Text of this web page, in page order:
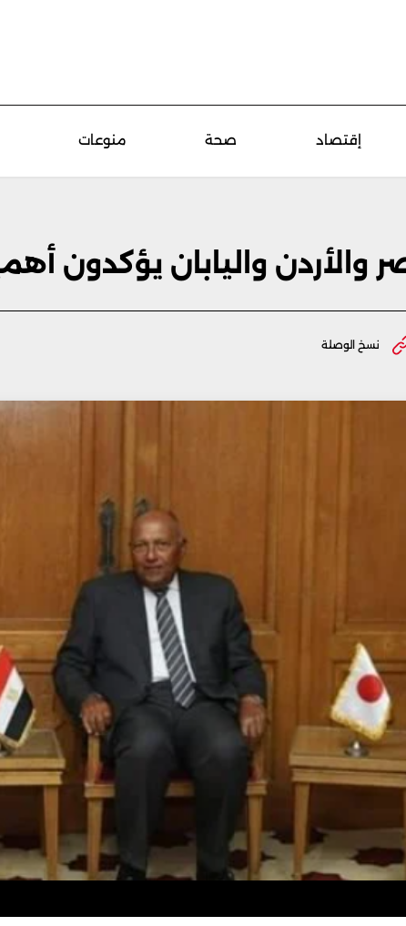
إقتصاد صحة منوعات
والأردن واليابان يؤكدون
نسخ الوصلة